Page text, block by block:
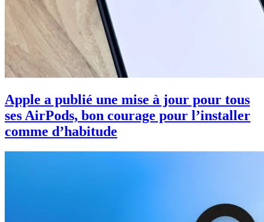
Apple a publié une mise à jour pour tous
ses AirPods, bon courage pour l’installer
comme d’habitude